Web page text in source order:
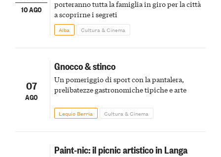
10 AGO
porteranno tutta la famiglia in giro per la città
a scoprirne i segreti
Alba Cultura & Cinema
07
AGO
Gnocco & stinco
Un pomeriggio di sport con la pantalera,
prelibatezze gastronomiche tipiche e arte
Lequio Berria Cultura & Cinema
Paint-nic: il picnic artistico in Langa